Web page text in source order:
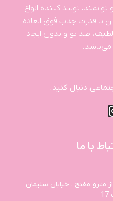
تولید کننده انواع
با قدرت جذب فوق العاده
ضد بو و بدون ایجاد
دنبال کنید.
با ما
مترو مفتح ، خیابان سلیمان